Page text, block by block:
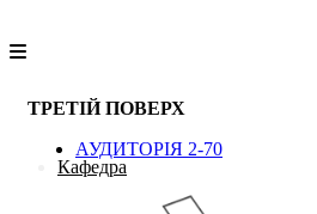
Кафедра
ТРЕТІЙ ПОВЕРХ
АУДИТОРІЯ 2-70